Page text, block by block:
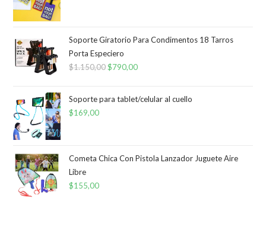
Soporte Giratorio Para Condimentos 18 Tarros
Porta Especiero
$1.150,00El
original
$790,00El
actual
Soporte para tablet/celular al cuello
$169,00
Cometa Chica Con Pistola Lanzador Juguete Aire
Libre
$155,00